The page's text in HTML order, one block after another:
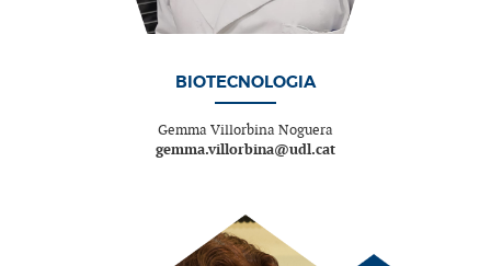
BIOTECNOLOGIA
Gemma Villorbina Noguera
gemma.villorbina@udl.cat